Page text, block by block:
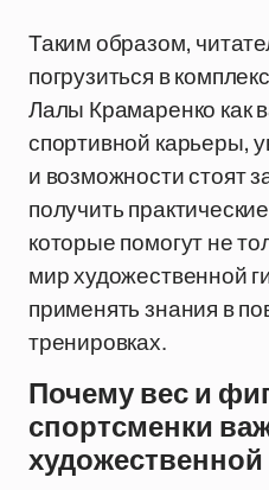
Таким образом,
погрузиться в
Лалы Крамаренко как
спортивной карьеры,
и возможности стоят
получить
которые помогут не
мир художественной
применять знания в
тренировках.
Почему вес и
спортсменки
художественной